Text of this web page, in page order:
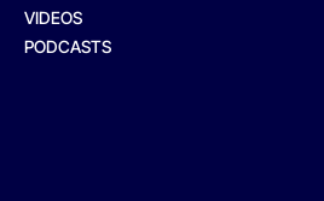
VIDEOS
PODCASTS